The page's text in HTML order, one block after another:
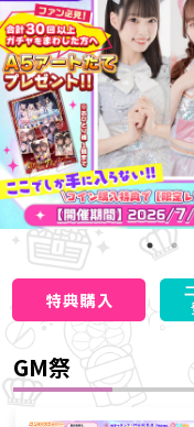
GM祭